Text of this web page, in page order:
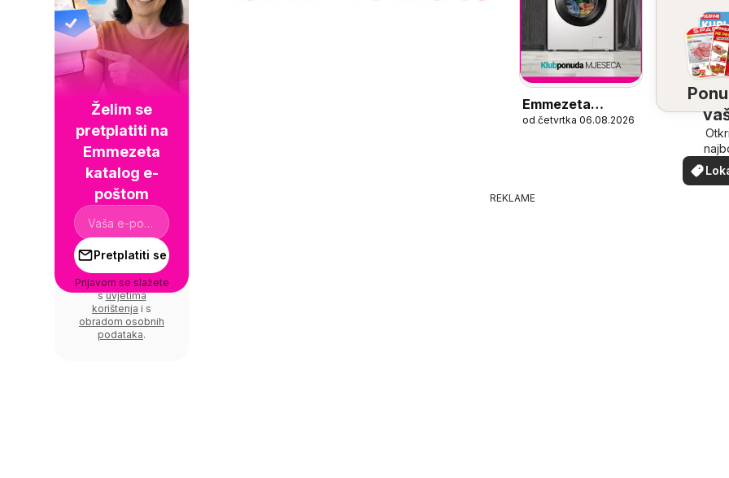
Emmezeta
Katalog
od četvrtka 06.08.2026
vašoj
REKLAME
Želim se
pretplatiti na
Emmezeta
katalog e-
poštom
Pretplatiti se
Prijavom se slažete
suvjetima
korištenja i s
obradom osobnih
podataka.